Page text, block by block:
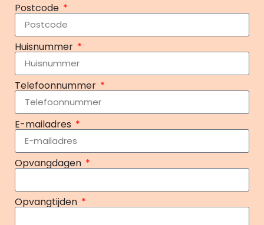
Postcode
Huisnummer
Telefoonnummer
E-mailadres
Opvangdagen
Opvangtijden